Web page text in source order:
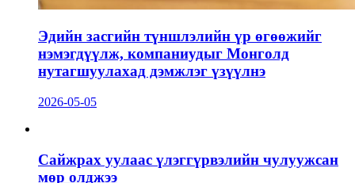
Эдийн засгийн түншлэлийн үр өгөөжийг
нэмэгдүүлж, компаниудыг Монголд
нутагшуулахад дэмжлэг үзүүлнэ
2026-05-05
Сайжрах уулаас үлэггүрвэлийн чулуужсан
мөр олджээ